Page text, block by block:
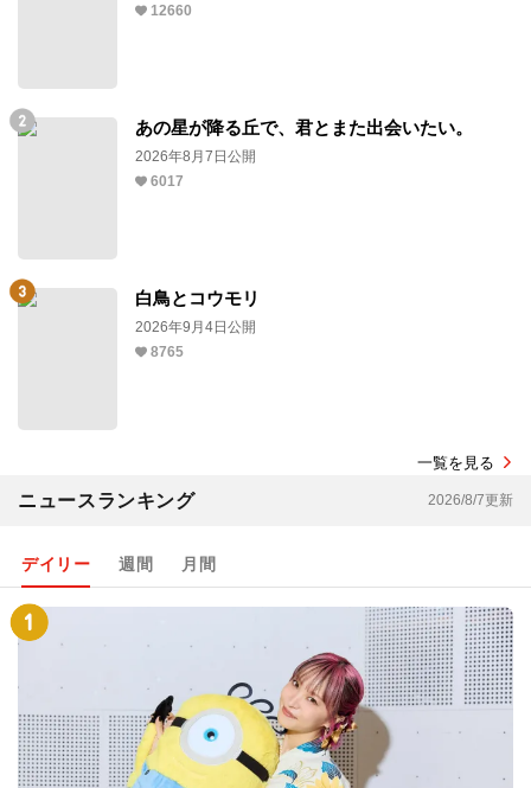
12660
あの星が降る丘で、君とまた出会いたい。
2026年8月7日公開
6017
白鳥とコウモリ
2026年9月4日公開
8765
一覧を見る
ニュースランキング 2026/8/7更新
デイリー 週間 月間